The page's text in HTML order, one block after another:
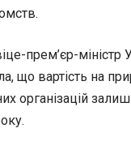
прем’єр-міністр
що вартість на
організацій